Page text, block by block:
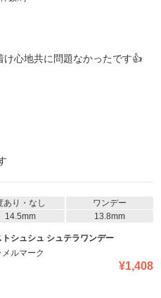
心地共に問題なかったです👍
あり・なし
ワンデー
14.5mm
13.8mm
トシュシュ シュテラワンデー
メルマーク
¥1,408